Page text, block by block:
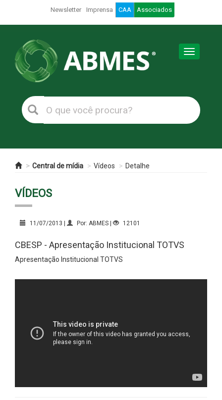
Newsletter Imprensa CAA Associados
Toggle
Central de mídia Vídeos Detalhe
VÍDEOS
11/07/2013 | Por: ABMES | 12101
CBESP - Apresentação Institucional TOTVS
Apresentação Institucional TOTVS